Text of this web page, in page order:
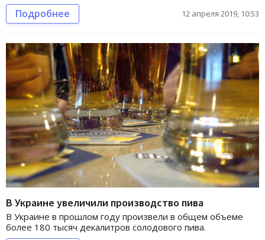
Подробнее 12 апреля 2019, 10:53
В Украине увеличили производство пива
В Украине в прошлом году произвели в общем объеме
более 180 тысяч декалитров солодового пива.